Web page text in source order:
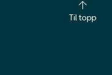
Til topp